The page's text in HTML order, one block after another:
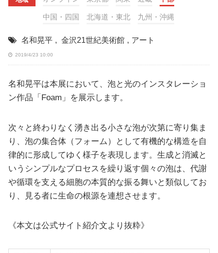
中国・四国 北海道・東北 九州・沖縄
名和晃平 , 金沢21世紀美術館 , アート
2019/4/23 10:00
名和晃平は本展において、泡と光のインスタレーショ
ン作品「Foam」を展示します。
次々と終わりなく湧き出る小さな泡が次第に寄り集ま
り、泡の集合体（フォーム）として有機的な構造を自
律的に形成してゆく様子を表現します。生成と消滅と
いうシンプルなプロセスを繰り返す個々の泡は、代謝
や循環を支える細胞の本質的な振る舞いと類似してお
り、見る者に生命の根源を連想させます。
《本文は公式サイト紹介文より抜粋》